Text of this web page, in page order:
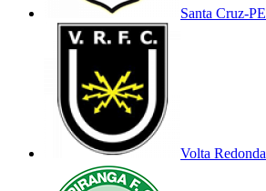
Santa Cruz-PE
Volta Redonda